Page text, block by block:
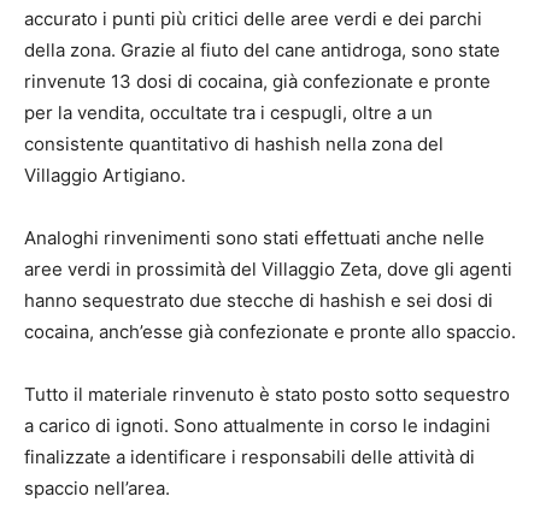
accurato i punti più critici delle aree verdi e dei parchi
della zona. Grazie al fiuto del cane antidroga, sono state
rinvenute 13 dosi di cocaina, già confezionate e pronte
per la vendita, occultate tra i cespugli, oltre a un
consistente quantitativo di hashish nella zona del
Villaggio Artigiano.
Analoghi rinvenimenti sono stati effettuati anche nelle
aree verdi in prossimità del Villaggio Zeta, dove gli agenti
hanno sequestrato due stecche di hashish e sei dosi di
cocaina, anch’esse già confezionate e pronte allo spaccio.
Tutto il materiale rinvenuto è stato posto sotto sequestro
a carico di ignoti. Sono attualmente in corso le indagini
finalizzate a identificare i responsabili delle attività di
spaccio nell’area.